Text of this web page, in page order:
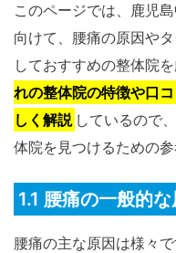
このページでは、鹿児
向けて、腰痛の原因や
しておすすめの整体院
れの整体院の特徴や口
しく解説 しているので
体院を見つけるための
1.1 腰痛の一般的な
腰痛の主な原因は様々